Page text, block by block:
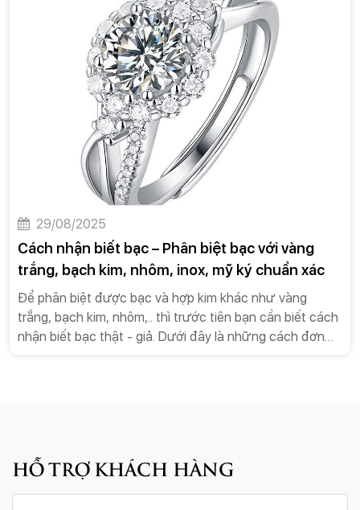
những rủi ro không đáng có. Bài luận này sẽ cung cấp
một cái nhìn toàn diện về các phương pháp phân biệt
vàng thật và vàng giả, từ những cách đơn giản tại nhà
đến các phương pháp chuyên nghiệp tại cửa hàng.
29/08/2025
Cách nhận biết bạc – Phân biệt bạc với vàng
trắng, bạch kim, nhôm, inox, mỹ ký chuẩn xác
Để phân biệt được bạc và hợp kim khác như vàng
trắng, bạch kim, nhôm,.. thì trước tiên bạn cần biết cách
nhận biết bạc thật - giả. Dưới đây là những cách đơn
HỖ TRỢ KHÁCH HÀNG